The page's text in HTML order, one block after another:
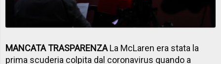
MANCATA TRASPARENZALa McLaren era stata la
prima scuderia colpita dal coronavirus quando a